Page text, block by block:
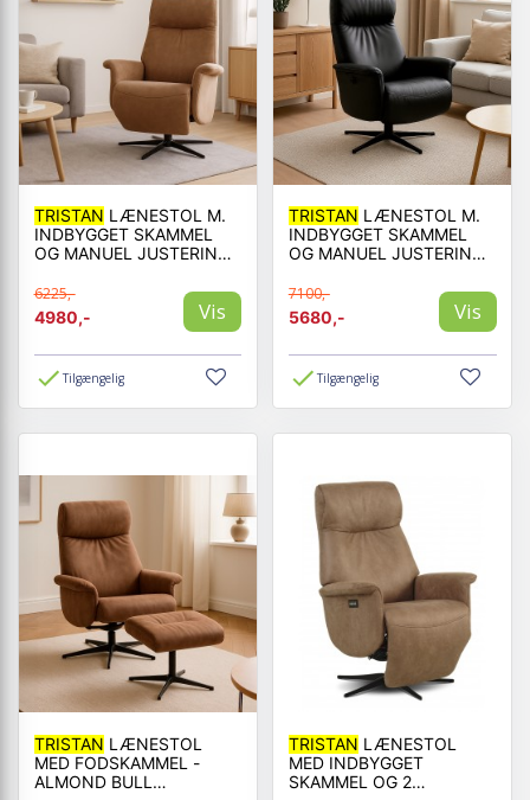
TRISTAN LÆNESTOL M.
INDBYGGET SKAMMEL
OG MANUEL JUSTERING -
MICROFIBER LÆDER
6225,-
4980,-
Vis
Tilgængelig
TRISTAN LÆNESTOL M.
INDBYGGET SKAMMEL
OG MANUEL JUSTERING -
7100,-
5680,-
Vis
Tilgængelig
TRISTAN LÆNESTOL
MED FODSKAMMEL -
ALMOND BULL
TRISTAN LÆNESTOL
MED INDBYGGET
SKAMMEL OG 2